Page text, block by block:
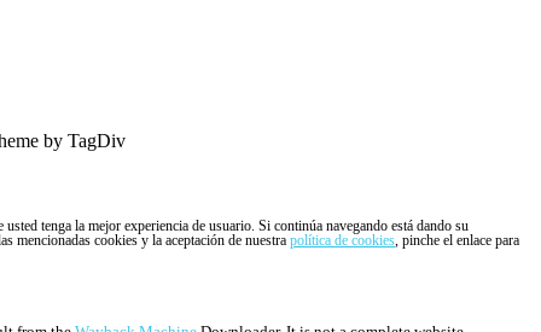
by TagDiv
tenga la mejor experiencia de usuario. Si continúa navegando está dando su
mencionadas cookies y la aceptación de nuestra política de cookies, pinche el enlace para